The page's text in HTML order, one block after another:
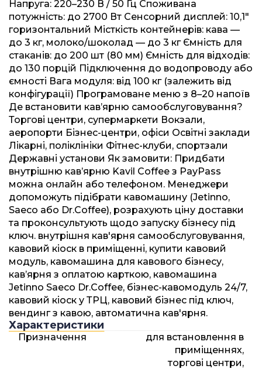
Напруга: 220–230 В / 50 Гц Споживана
потужність: до 2700 Вт Сенсорний дисплей: 10,1"
горизонтальний Місткість контейнерів: кава —
до 3 кг, молоко/шоколад — до 3 кг Ємність для
стаканів: до 200 шт (80 мм) Ємність для відходів:
до 130 порцій Підключення до водопроводу або
ємності Вага модуля: від 100 кг (залежить від
конфігурації) Програмоване меню з 8–20 напоїв
Де встановити кав’ярню самообслуговування?
Торгові центри, супермаркети Вокзали,
аеропорти Бізнес-центри, офіси Освітні заклади
Лікарні, поліклініки Фітнес-клуби, спортзали
Державні установи Як замовити: Придбати
внутрішню кав’ярню Kavil Coffee з PayPass
можна онлайн або телефоном. Менеджери
допоможуть підібрати кавомашину (Jetinno,
Saeco або Dr.Coffee), розрахують ціну доставки
та проконсультують щодо запуску бізнесу під
ключ. внутрішня кав'ярня самообслуговування,
кавовий кіоск в приміщенні, купити кавовий
модуль, кавомашина для кавового бізнесу,
кав’ярня з оплатою карткою, кавомашина
Jetinno Saeco Dr.Coffee, бізнес-кавомодуль 24/7,
кавовий кіоск у ТРЦ, кавовий бізнес під ключ,
вендинг з кавою, автоматична кав'ярня.
Характеристики
Призначення
для встановлення в
приміщеннях,
торгові центри,